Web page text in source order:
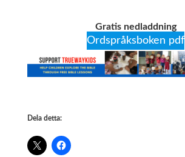
Gratis nedladdning
Ordspråksboken pdf
Dela detta: